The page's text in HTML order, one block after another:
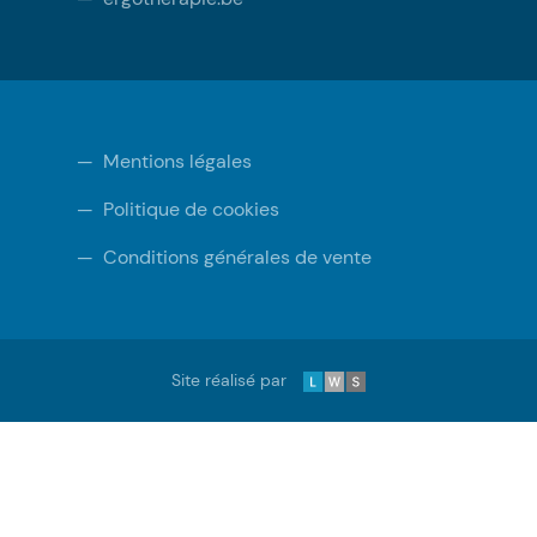
— Mentions légales
— Politique de cookies
— Conditions générales de vente
Site réalisé par LWS